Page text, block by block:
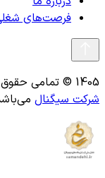
فرصت‌های
1405 © تمامی حقوق مادی و معنوی این وب‌سایت متعلق به
شرکت سیگنال